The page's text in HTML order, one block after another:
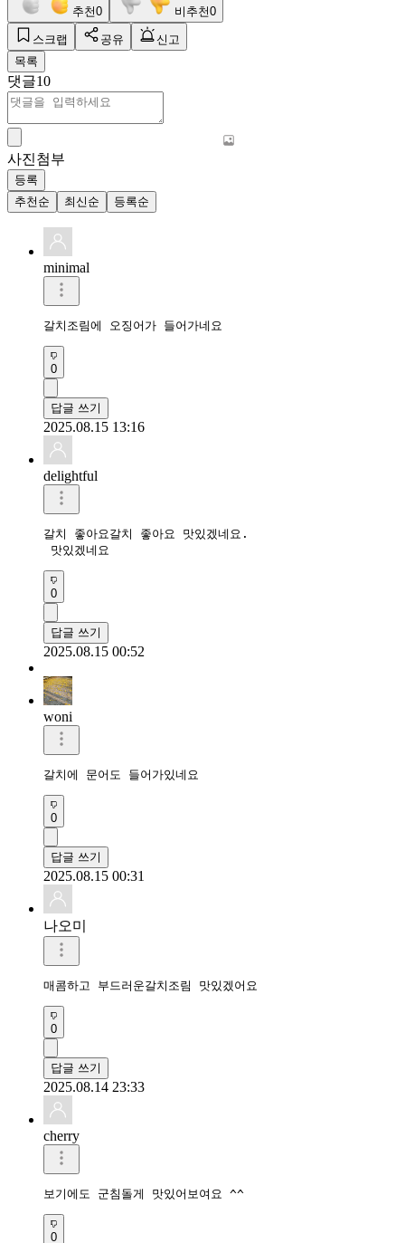
추천0 비추천0
스크랩 공유
신고
목록
댓글10
사진첨부
등록
추천순
최신순 등록순
minimal
갈치조림에 오징어가 들어가네요
0
답글 쓰기
2025.08.15 13:16
delightful
갈치 좋아요갈치 좋아요 맛있겠네요.
맛있겠네요
0
답글 쓰기
2025.08.15 00:52
woni
갈치에 문어도 들어가있네요
0
답글 쓰기
2025.08.15 00:31
나오미
매콤하고 부드러운갈치조림 맛있겠어요
0
답글 쓰기
2025.08.14 23:33
cherry
보기에도 군침돌게 맛있어보여요 ^^
0